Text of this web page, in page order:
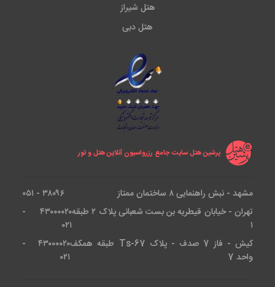
هتل شیراز
هتل دبی
پرشین هتل سایت جامع رزرواسیون آنلاین هتل و تور
مشهد - نبش راهنمایی ۸ ساختمان ممتاز
۳۸۰۹۶ - ۰۵۱
تهران - خیابان قیطریه بن بست شعبانی پلاک ۲ طبقه
۱
۴۳۰۰۰۰۲۰ -
۰۲۱
کیش - فاز 7 صدف - پلاک Ts-67 طبقه همکف
واحد 7
۴۳۰۰۰۰۲۰ -
۰۲۱